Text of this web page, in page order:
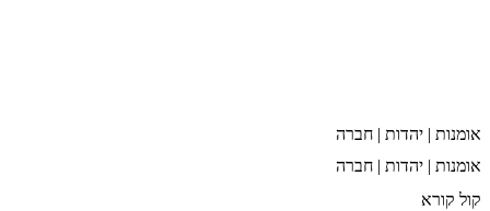
אומנות | יהדות | חברה
אומנות | יהדות | חברה
קול קורא